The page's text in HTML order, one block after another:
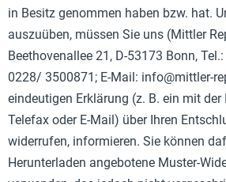
in Besitz genommen haben bzw. hat.
auszuüben, müssen Sie uns (Mittler
Beethovenallee 21, D-53173 Bonn,
0228/ 3500871; E-Mail: info@mittler-
eindeutigen Erklärung (z. B. ein mit
Telefax oder E-Mail) über Ihren
widerrufen, informieren. Sie können
Herunterladen angebotene Muster-